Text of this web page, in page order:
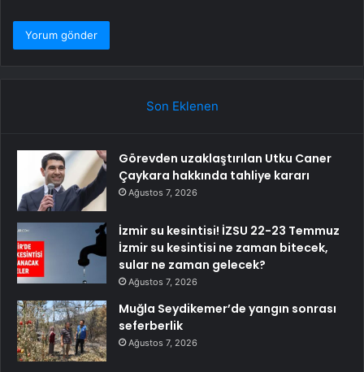
Son Eklenen
Görevden uzaklaştırılan Utku Caner
Çaykara hakkında tahliye kararı
Ağustos 7, 2026
İzmir su kesintisi! İZSU 22-23 Temmuz
İzmir su kesintisi ne zaman bitecek,
sular ne zaman gelecek?
Ağustos 7, 2026
Muğla Seydikemer’de yangın sonrası
seferberlik
Ağustos 7, 2026